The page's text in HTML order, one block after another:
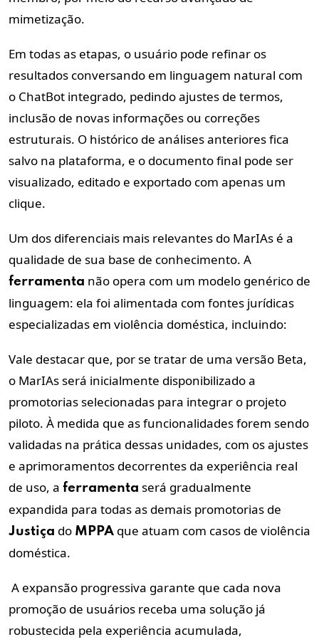
mimetização.
Em todas as etapas, o usuário pode refinar os
resultados conversando em linguagem natural com
o ChatBot integrado, pedindo ajustes de termos,
inclusão de novas informações ou correções
estruturais. O histórico de análises anteriores fica
salvo na plataforma, e o documento final pode ser
visualizado, editado e exportado com apenas um
clique.
Um dos diferenciais mais relevantes do MarIAs é a
qualidade de sua base de conhecimento. A
ferramenta não opera com um modelo genérico de
linguagem: ela foi alimentada com fontes jurídicas
especializadas em violência doméstica, incluindo:
Vale destacar que, por se tratar de uma versão Beta,
o MarIAs será inicialmente disponibilizado a
promotorias selecionadas para integrar o projeto
piloto. À medida que as funcionalidades forem sendo
validadas na prática dessas unidades, com os ajustes
e aprimoramentos decorrentes da experiência real
de uso, a ferramenta será gradualmente
expandida para todas as demais promotorias de
Justiça do MPPA que atuam com casos de violência
doméstica.
A expansão progressiva garante que cada nova
promoção de usuários receba uma solução já
robustecida pela experiência acumulada,